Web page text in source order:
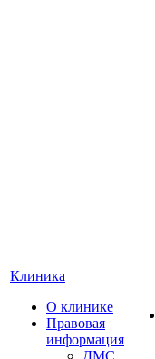
Клиника
О клинике
Правовая
информация
ДМС